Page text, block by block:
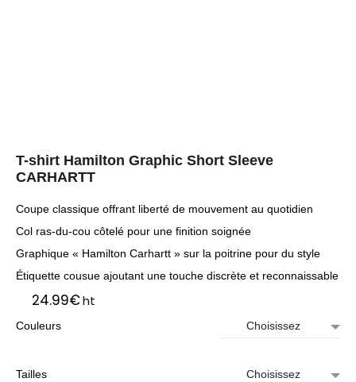
T-shirt Hamilton Graphic Short Sleeve
CARHARTT
Coupe classique offrant liberté de mouvement au quotidien
Col ras-du-cou côtelé pour une finition soignée
Graphique « Hamilton Carhartt » sur la poitrine pour du style
Étiquette cousue ajoutant une touche discrète et reconnaissable
24.99€ht
Couleurs
Tailles